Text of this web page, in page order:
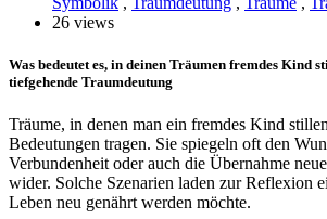
26 views
Was bedeutet es, in deinen Träumen fremdes Kind
tiefgehende Traumdeutung
Träume, in denen man ein fremdes Kind
Bedeutungen tragen. Sie spiegeln oft den
Verbundenheit oder auch die Übernahme
wider. Solche Szenarien laden zur Reflexion
Leben neu genährt werden möchte.